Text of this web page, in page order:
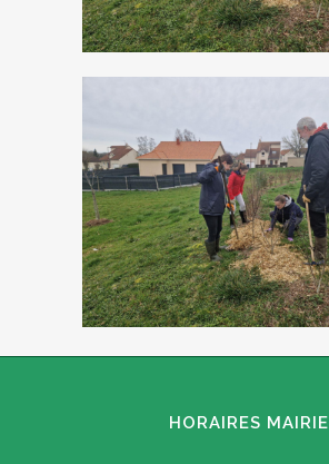
HORAIRES MAIRIE